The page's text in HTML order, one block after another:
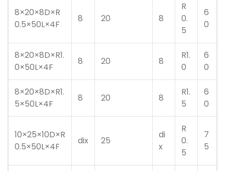
8×20×8D×R
0.5×50L×4F
8 20 8
R
0.
5
6
0
8×20×8D×R1.
0×50L×4F
8 20 8
R1.
0
6
0
8×20×8D×R1.
5×50L×4F
8 20 8
R1.
5
6
0
10×25×10D×R
0.5×50L×4F
dix 25
di
x
R
0.
5
7
5